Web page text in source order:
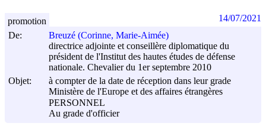
De:
Breuzé (Corinne, Marie-Aimée)
directrice adjointe et conseillère diplomatique du
président de l'Institut des hautes études de défense
nationale. Chevalier du 1er septembre 2010
Objet:
à compter de la date de réception dans leur grade
Ministère de l'Europe et des affaires étrangères
PERSONNEL
Au grade d'officier
promotion 14/07/2021